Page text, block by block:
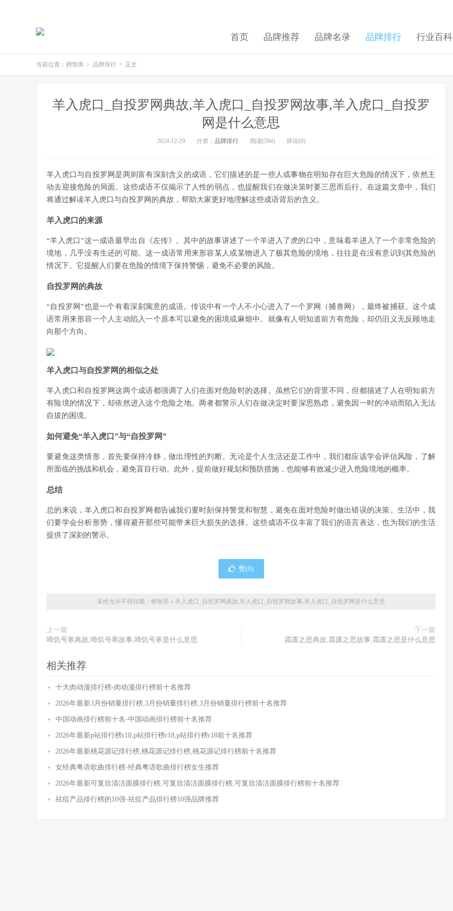
首页 品牌推荐 品牌名录 品牌排行 行业百科
当前位置： 榜智库 > 品牌排行 > 正文
羊入虎口_自投罗网典故,羊入虎口_自投罗网故事,羊入虎口_自投罗
网是什么意思
2024-12-29 分类： 品牌排行 阅读(594) 评论(0)
羊入虎口与自投罗网是两则富有深刻含义的成语，它们描述的是一些人或事物在明知存在巨大危险的情况下，依然主
动去迎接危险的局面。这些成语不仅揭示了人性的弱点，也提醒我们在做决策时要三思而后行。在这篇文章中，我们
将通过解读羊入虎口与自投罗网的典故，帮助大家更好地理解这些成语背后的含义。
羊入虎口的来源
“羊入虎口”这一成语最早出自《左传》。其中的故事讲述了一个羊进入了虎的口中，意味着羊进入了一个非常危险的
境地，几乎没有生还的可能。这一成语常用来形容某人或某物进入了极其危险的境地，往往是在没有意识到其危险的
情况下。它提醒人们要在危险的情境下保持警惕，避免不必要的风险。
自投罗网的典故
“自投罗网”也是一个有着深刻寓意的成语。传说中有一个人不小心进入了一个罗网（捕兽网），最终被捕获。这个成
语常用来形容一个人主动陷入一个原本可以避免的困境或麻烦中。就像有人明知道前方有危险，却仍旧义无反顾地走
向那个方向。
羊入虎口与自投罗网的相似之处
羊入虎口和自投罗网这两个成语都强调了人们在面对危险时的选择。虽然它们的背景不同，但都描述了人在明知前方
有险境的情况下，却依然进入这个危险之地。两者都警示人们在做决定时要深思熟虑，避免因一时的冲动而陷入无法
自拔的困境。
如何避免“羊入虎口”与“自投罗网”
要避免这类情形，首先要保持冷静，做出理性的判断。无论是个人生活还是工作中，我们都应该学会评估风险，了解
所面临的挑战和机会，避免盲目行动。此外，提前做好规划和预防措施，也能够有效减少进入危险境地的概率。
总结
总的来说，羊入虎口和自投罗网都告诫我们要时刻保持警觉和智慧，避免在面对危险时做出错误的决策。生活中，我
们要学会分析形势，懂得避开那些可能带来巨大损失的选择。这些成语不仅丰富了我们的语言表达，也为我们的生活
提供了深刻的警示。
赞(0)
未经允许不得转载： 榜智库 » 羊入虎口_自投罗网典故,羊入虎口_自投罗网故事,羊入虎口_自投罗网是什么意思
上一篇
啼饥号寒典故,啼饥号寒故事,啼饥号寒是什么意思
下一篇
霜露之思典故,霜露之思故事,霜露之思是什么意思
相关推荐
十大肉动漫排行榜-肉动漫排行榜前十名推荐
2026年最新3月份销量排行榜,3月份销量排行榜,3月份销量排行榜前十名推荐
中国动画排行榜前十名-中国动画排行榜前十名推荐
2026年最新p站排行榜r18,p站排行榜r18,p站排行榜r18前十名推荐
2026年最新桃花源记排行榜,桃花源记排行榜,桃花源记排行榜前十名推荐
女经典粤语歌曲排行榜-经典粤语歌曲排行榜女生推荐
2026年最新可复欣清洁面膜排行榜,可复欣清洁面膜排行榜,可复欣清洁面膜排行榜前十名推荐
祛痘产品排行榜的10强-祛痘产品排行榜10强品牌推荐